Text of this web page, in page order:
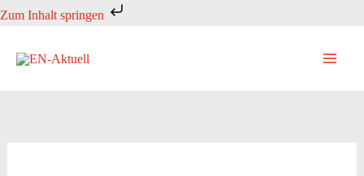
Zum Inhalt springen
Zum
springen